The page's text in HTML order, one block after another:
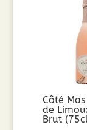
Côté
de
Brut